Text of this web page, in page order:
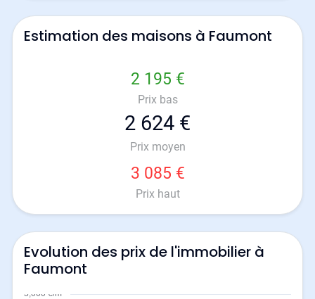
Estimation des maisons à Faumont
2 195 €
Prix bas
2 624 €
Prix moyen
3 085 €
Prix haut
Evolution des prix de l'immobilier à
Faumont